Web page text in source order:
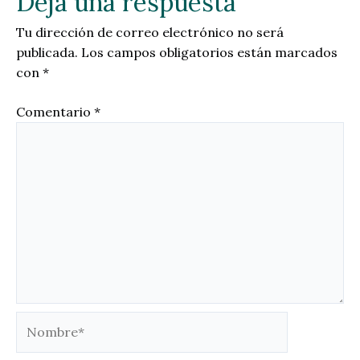
Tu dirección de correo electrónico no será
publicada. Los campos obligatorios están marcados
con *
Comentario *